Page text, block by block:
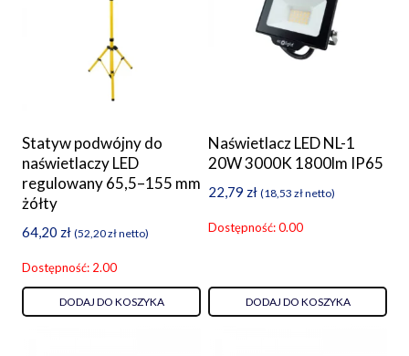
Statyw podwójny do
naświetlaczy LED
regulowany 65,5–155 mm
żółty
64,20 zł (52,20złnetto)
Dostępność: 2.00
DODAJ DO KOSZYKA
Naświetlacz LED NL-1
20W 3000K 1800lm IP65
22,79 zł (18,53 złnetto)
Dostępność: 0.00
DODAJ DO KOSZYKA